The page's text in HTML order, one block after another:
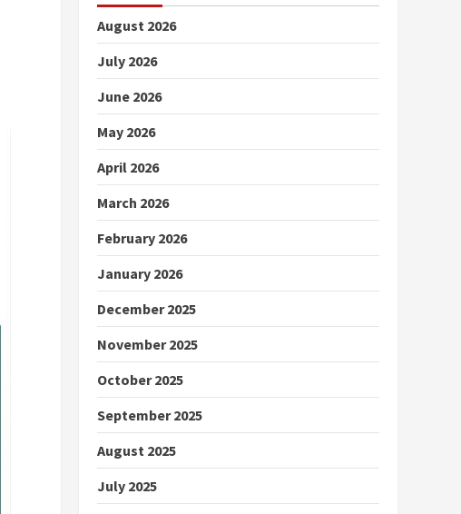
August 2026
July 2026
June 2026
May 2026
April 2026
March 2026
February 2026
January 2026
December 2025
November 2025
October 2025
September 2025
August 2025
July 2025